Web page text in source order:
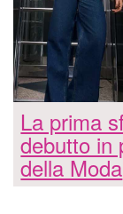
La prima
debutto in
della Moda